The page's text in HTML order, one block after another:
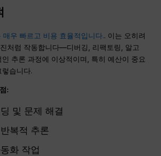
우 빠르고 비용 효율적입니다.. 이는 오히려
처럼 작동합니다—디버깅, 리팩토링, 알고
추론 과정에 이상적이며, 특히 예산이 중요
습니다.
:
및 문제 해결
복적 추론
화 작업